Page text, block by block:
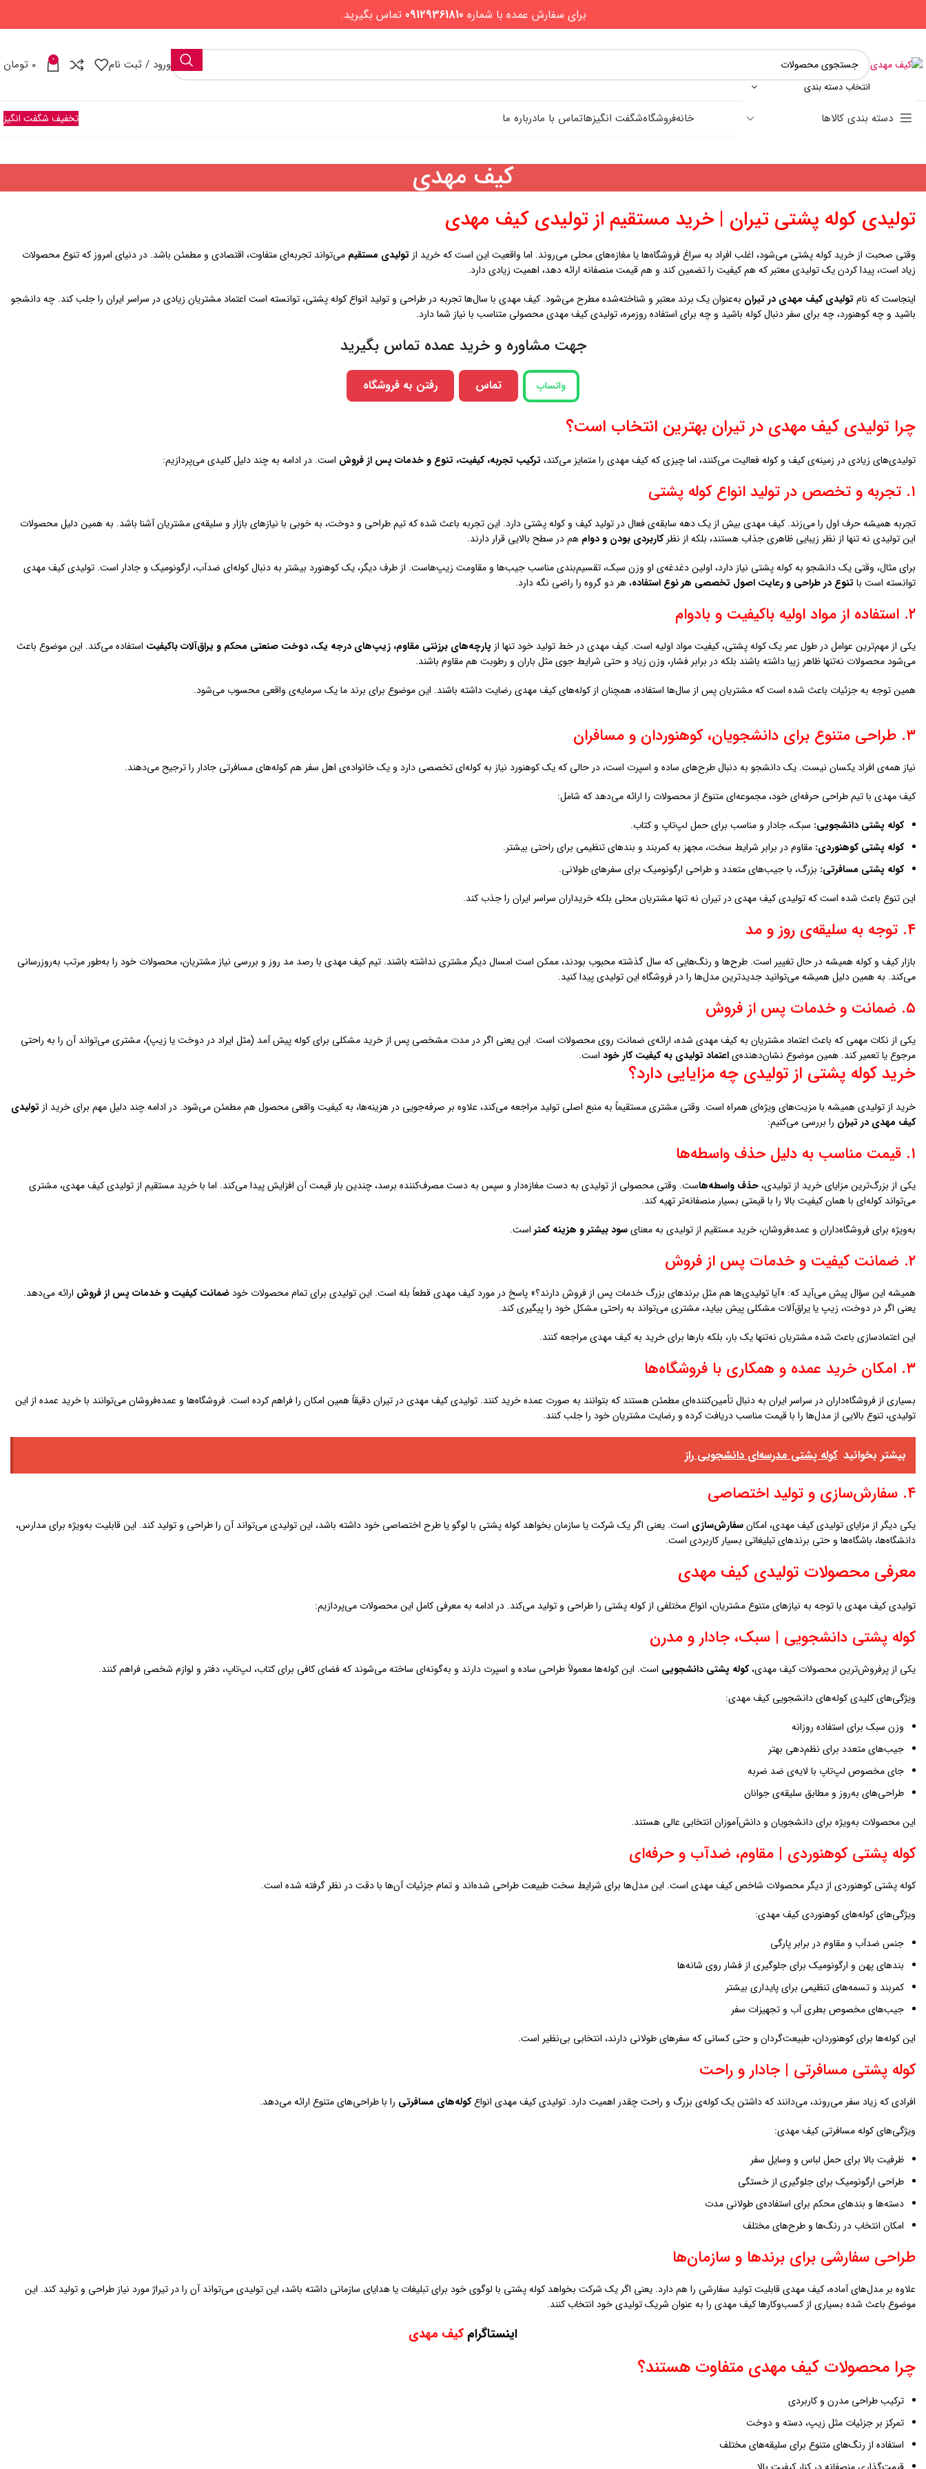
برای سفارش عمده با شماره 09129361810 تماس بگیرید.
انتخاب دسته بندی
ورود / ثبت نام 0
0 تومان
دسته بندی کالاها خانهفروشگاهشگفت انگیزهاتماس با مادرباره ما تخفیف شگفت انگیز
کیف مهدی
تولیدی کوله پشتی تيران | خرید مستقیم از تولیدی کیف مهدی
وقتی صحبت از خرید کوله پشتی می‌شود، اغلب افراد به سراغ فروشگاه‌ها یا مغازه‌های محلی می‌روند. اما واقعیت این است که خرید از تولیدی مستقیم می‌تواند تجربه‌ای متفاوت، اقتصادی و مطمئن باشد. در دنیای امروز که تنوع محصولات
زیاد است، پیدا کردن یک تولیدی معتبر که هم کیفیت را تضمین کند و هم قیمت منصفانه ارائه دهد، اهمیت زیادی دارد.
اینجاست که نام تولیدی کیف مهدی در تيران به‌عنوان یک برند معتبر و شناخته‌شده مطرح می‌شود. کیف مهدی با سال‌ها تجربه در طراحی و تولید انواع کوله پشتی، توانسته است اعتماد مشتریان زیادی در سراسر ایران را جلب کند. چه دانشجو
باشید و چه کوهنورد، چه برای سفر دنبال کوله باشید و چه برای استفاده روزمره، تولیدی کیف مهدی محصولی متناسب با نیاز شما دارد.
جهت مشاوره و خرید عمده تماس بگیرید
واتساپ تماس رفتن به فروشگاه
چرا تولیدی کیف مهدی در تيران بهترین انتخاب است؟
تولیدی‌های زیادی در زمینه‌ی کیف و کوله فعالیت می‌کنند، اما چیزی که کیف مهدی را متمایز می‌کند، ترکیب تجربه، کیفیت، تنوع و خدمات پس از فروش است. در ادامه به چند دلیل کلیدی می‌پردازیم:
۱. تجربه و تخصص در تولید انواع کوله پشتی
تجربه همیشه حرف اول را می‌زند. کیف مهدی بیش از یک دهه سابقه‌ی فعال در تولید کیف و کوله پشتی دارد. این تجربه باعث شده که تیم طراحی و دوخت، به خوبی با نیازهای بازار و سلیقه‌ی مشتریان آشنا باشد. به همین دلیل محصولات
این تولیدی نه تنها از نظر زیبایی ظاهری جذاب هستند، بلکه از نظرکاربردی بودن و دوام هم در سطح بالایی قرار دارند.
برای مثال، وقتی یک دانشجو به کوله پشتی نیاز دارد، اولین دغدغه‌ی او وزن سبک، تقسیم‌بندی مناسب جیب‌ها و مقاومت زیپ‌هاست. از طرف دیگر، یک کوهنورد بیشتر به دنبال کوله‌ای ضدآب، ارگونومیک و جادار است. تولیدی کیف مهدی
توانسته است با تنوع در طراحی و رعایت اصول تخصصی هر نوع استفاده، هر دو گروه را راضی نگه دارد.
۲. استفاده از مواد اولیه باکیفیت و بادوام
یکی از مهم‌ترین عوامل در طول عمر یک کوله پشتی، کیفیت مواد اولیه است. کیف مهدی در خط تولید خود تنها از پارچه‌های برزنتی مقاوم، زیپ‌های درجه یک، دوخت صنعتی محکم و یراق‌آلات باکیفیت استفاده می‌کند. این موضوع باعث
می‌شود محصولات نه‌تنها ظاهر زیبا داشته باشند بلکه در برابر فشار، وزن زیاد و حتی شرایط جوی مثل باران و رطوبت هم مقاوم باشند.
همین توجه به جزئیات باعث شده است که مشتریان پس از سال‌ها استفاده، همچنان از کوله‌های کیف مهدی رضایت داشته باشند. این موضوع برای برند ما یک سرمایه‌ی واقعی محسوب می‌شود.
۳. طراحی متنوع برای دانشجویان، کوهنوردان و مسافران
نیاز همه‌ی افراد یکسان نیست. یک دانشجو به دنبال طرح‌های ساده و اسپرت است، در حالی که یک کوهنورد نیاز به کوله‌ای تخصصی دارد و یک خانواده‌ی اهل سفر هم کوله‌های مسافرتی جادار را ترجیح می‌دهند.
کیف مهدی با تیم طراحی حرفه‌ای خود، مجموعه‌ای متنوع از محصولات را ارائه می‌دهد که شامل:
کوله پشتی دانشجویی: سبک، جادار و مناسب برای حمل لپ‌تاپ و کتاب.
کوله پشتی کوهنوردی: مقاوم در برابر شرایط سخت، مجهز به کمربند و بندهای تنظیمی برای راحتی بیشتر.
کوله پشتی مسافرتی: بزرگ، با جیب‌های متعدد و طراحی ارگونومیک برای سفرهای طولانی.
این تنوع باعث شده است که تولیدی کیف مهدی در تيران نه تنها مشتریان محلی بلکه خریداران سراسر ایران را جذب کند.
۴. توجه به سلیقه‌ی روز و مد
بازار کیف و کوله همیشه در حال تغییر است. طرح‌ها و رنگ‌هایی که سال گذشته محبوب بودند، ممکن است امسال دیگر مشتری نداشته باشند. تیم کیف مهدی با رصد مد روز و بررسی نیاز مشتریان، محصولات خود را به‌طور مرتب به‌روزرسانی
می‌کند. به همین دلیل همیشه می‌توانید جدیدترین مدل‌ها را در فروشگاه این تولیدی پیدا کنید.
۵. ضمانت و خدمات پس از فروش
یکی از نکات مهمی که باعث اعتماد مشتریان به کیف مهدی شده، ارائه‌ی ضمانت روی محصولات است. این یعنی اگر در مدت مشخصی پس از خرید مشکلی برای کوله پیش آمد (مثل ایراد در دوخت یا زیپ)، مشتری می‌تواند آن را به راحتی
مرجوع یا تعمیر کند. همین موضوع نشان‌دهنده‌یاعتماد تولیدی به کیفیت کار خود است.
خرید کوله پشتی از تولیدی چه مزایایی دارد؟
خرید از تولیدی همیشه با مزیت‌های ویژه‌ای همراه است. وقتی مشتری مستقیماً به منبع اصلی تولید مراجعه می‌کند، علاوه بر صرفه‌جویی در هزینه‌ها، به کیفیت واقعی محصول هم مطمئن می‌شود. در ادامه چند دلیل مهم برای خرید از تولیدی
کیف مهدی در تيران را بررسی می‌کنیم:
۱. قیمت مناسب به دلیل حذف واسطه‌ها
یکی از بزرگ‌ترین مزایای خرید از تولیدی،حذف واسطه‌هاست. وقتی محصولی از تولیدی به دست مغازه‌دار و سپس به دست مصرف‌کننده برسد، چندین بار قیمت آن افزایش پیدا می‌کند. اما با خرید مستقیم از تولیدی کیف مهدی، مشتری
می‌تواند کوله‌ای با همان کیفیت بالا را با قیمتی بسیار منصفانه‌تر تهیه کند.
به‌ویژه برای فروشگاه‌داران و عمده‌فروشان، خرید مستقیم از تولیدی به معنایسود بیشتر و هزینه کمتر است.
۲. ضمانت کیفیت و خدمات پس از فروش
همیشه این سؤال پیش می‌آید که: «آیا تولیدی‌ها هم مثل برندهای بزرگ خدمات پس از فروش دارند؟» پاسخ در مورد کیف مهدی قطعاً بله است. این تولیدی برای تمام محصولات خودضمانت کیفیت و خدمات پس از فروش ارائه می‌دهد.
یعنی اگر در دوخت، زیپ یا یراق‌آلات مشکلی پیش بیاید، مشتری می‌تواند به راحتی مشکل خود را پیگیری کند.
این اعتمادسازی باعث شده مشتریان نه‌تنها یک بار، بلکه بارها برای خرید به کیف مهدی مراجعه کنند.
۳. امکان خرید عمده و همکاری با فروشگاه‌ها
بسیاری از فروشگاه‌داران در سراسر ایران به دنبال تأمین‌کننده‌ای مطمئن هستند که بتوانند به صورت عمده خرید کنند. تولیدی کیف مهدی در تيران دقیقاً همین امکان را فراهم کرده است. فروشگاه‌ها و عمده‌فروشان می‌توانند با خرید عمده از این
تولیدی، تنوع بالایی از مدل‌ها را با قیمت مناسب دریافت کرده و رضایت مشتریان خود را جلب کنند.
بیشتر بخوانید کوله پشتی مدرسه‌ای دانشجویی راز
۴. سفارش‌سازی و تولید اختصاصی
یکی دیگر از مزایای تولیدی کیف مهدی، امکانسفارش‌سازی است. یعنی اگر یک شرکت یا سازمان بخواهد کوله پشتی با لوگو یا طرح اختصاصی خود داشته باشد، این تولیدی می‌تواند آن را طراحی و تولید کند. این قابلیت به‌ویژه برای مدارس،
دانشگاه‌ها، باشگاه‌ها و حتی برندهای تبلیغاتی بسیار کاربردی است.
معرفی محصولات تولیدی کیف مهدی
تولیدی کیف مهدی با توجه به نیازهای متنوع مشتریان، انواع مختلفی از کوله پشتی را طراحی و تولید می‌کند. در ادامه به معرفی کامل این محصولات می‌پردازیم:
کوله پشتی دانشجویی | سبک، جادار و مدرن
یکی از پرفروش‌ترین محصولات کیف مهدی،کوله پشتی دانشجویی است. این کوله‌ها معمولاً طراحی ساده و اسپرت دارند و به‌گونه‌ای ساخته می‌شوند که فضای کافی برای کتاب، لپ‌تاپ، دفتر و لوازم شخصی فراهم کنند.
ویژگی‌های کلیدی کوله‌های دانشجویی کیف مهدی:
وزن سبک برای استفاده روزانه
جیب‌های متعدد برای نظم‌دهی بهتر
جای مخصوص لپ‌تاپ با لایه‌ی ضد ضربه
طراحی‌های به‌روز و مطابق سلیقه‌ی جوانان
این محصولات به‌ویژه برای دانشجویان و دانش‌آموزان انتخابی عالی هستند.
کوله پشتی کوهنوردی | مقاوم، ضدآب و حرفه‌ای
کوله پشتی کوهنوردی از دیگر محصولات شاخص کیف مهدی است. این مدل‌ها برای شرایط سخت طبیعت طراحی شده‌اند و تمام جزئیات آن‌ها با دقت در نظر گرفته شده است.
ویژگی‌های کوله‌های کوهنوردی کیف مهدی:
جنس ضدآب و مقاوم در برابر پارگی
بندهای پهن و ارگونومیک برای جلوگیری از فشار روی شانه‌ها
کمربند و تسمه‌های تنظیمی برای پایداری بیشتر
جیب‌های مخصوص بطری آب و تجهیزات سفر
این کوله‌ها برای کوهنوردان، طبیعت‌گردان و حتی کسانی که سفرهای طولانی دارند، انتخابی بی‌نظیر است.
کوله پشتی مسافرتی | جادار و راحت
افرادی که زیاد سفر می‌روند، می‌دانند که داشتن یک کوله‌ی بزرگ و راحت چقدر اهمیت دارد. تولیدی کیف مهدی انواعکوله‌های مسافرتی را با طراحی‌های متنوع ارائه می‌دهد.
ویژگی‌های کوله مسافرتی کیف مهدی:
ظرفیت بالا برای حمل لباس و وسایل سفر
طراحی ارگونومیک برای جلوگیری از خستگی
دسته‌ها و بندهای محکم برای استفاده‌ی طولانی مدت
امکان انتخاب در رنگ‌ها و طرح‌های مختلف
طراحی سفارشی برای برندها و سازمان‌ها
علاوه بر مدل‌های آماده، کیف مهدی قابلیت تولید سفارشی را هم دارد. یعنی اگر یک شرکت بخواهد کوله پشتی با لوگوی خود برای تبلیغات یا هدایای سازمانی داشته باشد، این تولیدی می‌تواند آن را در تیراژ مورد نیاز طراحی و تولید کند. این
موضوع باعث شده بسیاری از کسب‌وکارها کیف مهدی را به عنوان شریک تولیدی خود انتخاب کنند.
اینستاگرام کیف مهدی
چرا محصولات کیف مهدی متفاوت هستند؟
ترکیب طراحی مدرن و کاربردی
تمرکز بر جزئیات مثل زیپ، دسته و دوخت
استفاده از رنگ‌های متنوع برای سلیقه‌های مختلف